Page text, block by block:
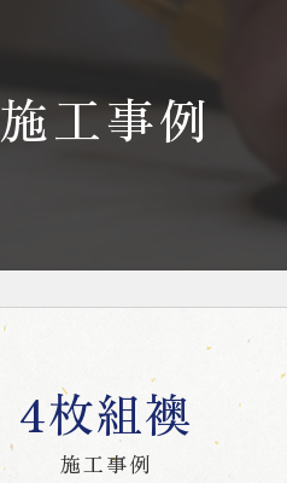
施工事例
施工事例
4枚組襖